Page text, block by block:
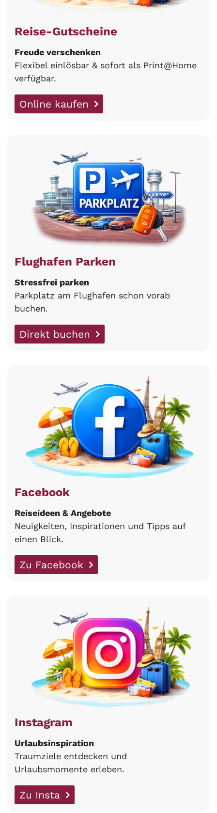
Reise-Gutscheine
Freude verschenken
Flexibel einlösbar & sofort als Print@Home
verfügbar.
Online kaufen
Flughafen Parken
Stressfrei parken
Parkplatz am Flughafen schon vorab
buchen.
Direkt buchen
Facebook
Reiseideen & Angebote
Neuigkeiten, Inspirationen und Tipps auf
einen Blick.
Zu Facebook
Instagram
Urlaubsinspiration
Traumziele entdecken und
Urlaubsmomente erleben.
Zu Insta